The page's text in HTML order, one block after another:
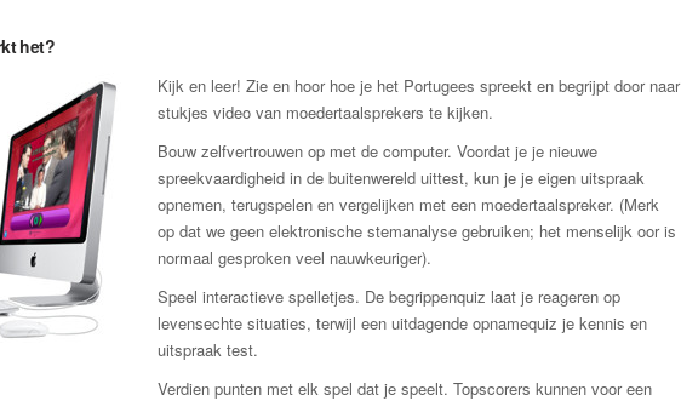
het?
Kijk en leer! Zie en hoor hoe je het Portugees spreekt en begrijpt door naar
stukjes video van moedertaalsprekers te kijken.
Bouw zelfvertrouwen op met de computer. Voordat je je nieuwe
spreekvaardigheid in de buitenwereld uittest, kun je je eigen uitspraak
opnemen, terugspelen en vergelijken met een moedertaalspreker. (Merk
op dat we geen elektronische stemanalyse gebruiken; het menselijk oor is
normaal gesproken veel nauwkeuriger).
Speel interactieve spelletjes. De begrippenquiz laat je reageren op
levensechte situaties, terwijl een uitdagende opnamequiz je kennis en
uitspraak test.
Verdien punten met elk spel dat je speelt. Topscorers kunnen voor een